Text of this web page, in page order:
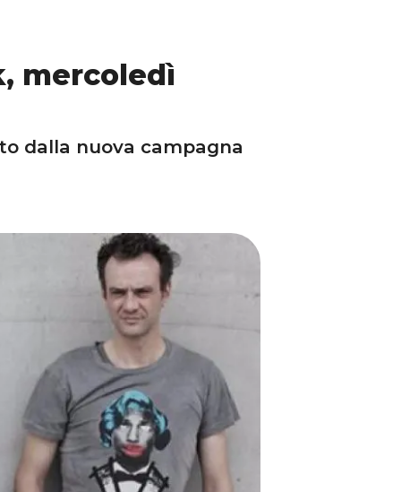
mercoledì
dalla nuova campagna